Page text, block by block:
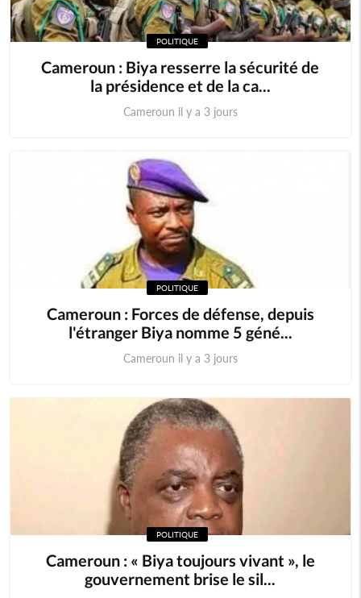
POLITIQUE
Cameroun : Biya resserre la sécurité de
la présidence et de la ca...
Cameroun il y a 3 jours
POLITIQUE
Cameroun : Forces de défense, depuis
l'étranger Biya nomme 5 géné...
Cameroun il y a 3 jours
POLITIQUE
Cameroun : « Biya toujours vivant », le
gouvernement brise le sil...